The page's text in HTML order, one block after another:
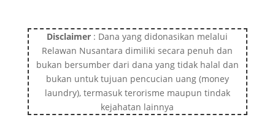
Disclaimer : Dana yang didonasikan melalui
Relawan Nusantara dimiliki secara penuh dan
bukan bersumber dari dana yang tidak halal dan
bukan untuk tujuan pencucian uang (money
laundry), termasuk terorisme maupun tindak
kejahatan lainnya